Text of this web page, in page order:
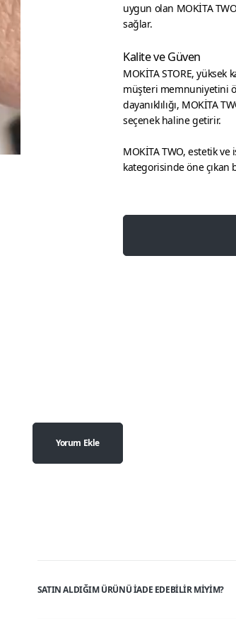
uygun olan MOKİTA
sağlar.
Kalite ve Güven
MOKİTA STORE,
müşteri memnuniyetini
dayanıklılığı, MOKİTA
seçenek haline getirir.
MOKİTA TWO, estetik
kategorisinde öne çıkan
Yorum Ekle
SATIN ALDIĞIM ÜRÜNÜ IADE EDEBILIR MIYIM?